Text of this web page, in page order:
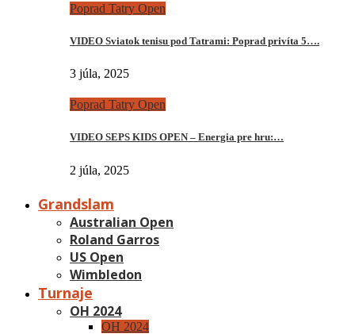
Poprad Tatry Open
VIDEO Sviatok tenisu pod Tatrami: Poprad privíta 5….
3 júla, 2025
Poprad Tatry Open
VIDEO SEPS KIDS OPEN – Energia pre hru:…
2 júla, 2025
Grandslam
Australian Open
Roland Garros
US Open
Wimbledon
Turnaje
OH 2024
OH 2024